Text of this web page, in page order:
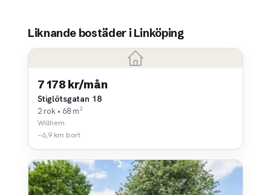
Liknande bostäder i Linköping
7 178 kr/mån
Stiglötsgatan 18
2 rok • 68 m²
Willhem
~6,9 km bort